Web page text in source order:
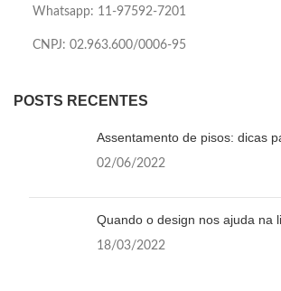
Whatsapp: 11-97592-7201
CNPJ: 02.963.600/0006-95
POSTS RECENTES
Assentamento de pisos: dicas
02/06/2022
Quando o design nos ajuda na
18/03/2022